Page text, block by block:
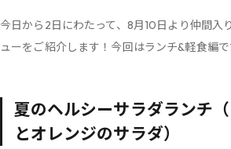
今日から2日にわたって、8月10日より仲間入
ューをご紹介します！今回はランチ&軽食編で
夏のヘルシーサラダランチ
とオレンジのサラダ）